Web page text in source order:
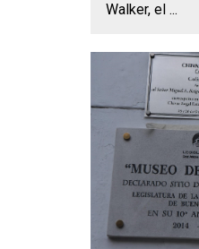
Walker, el ...